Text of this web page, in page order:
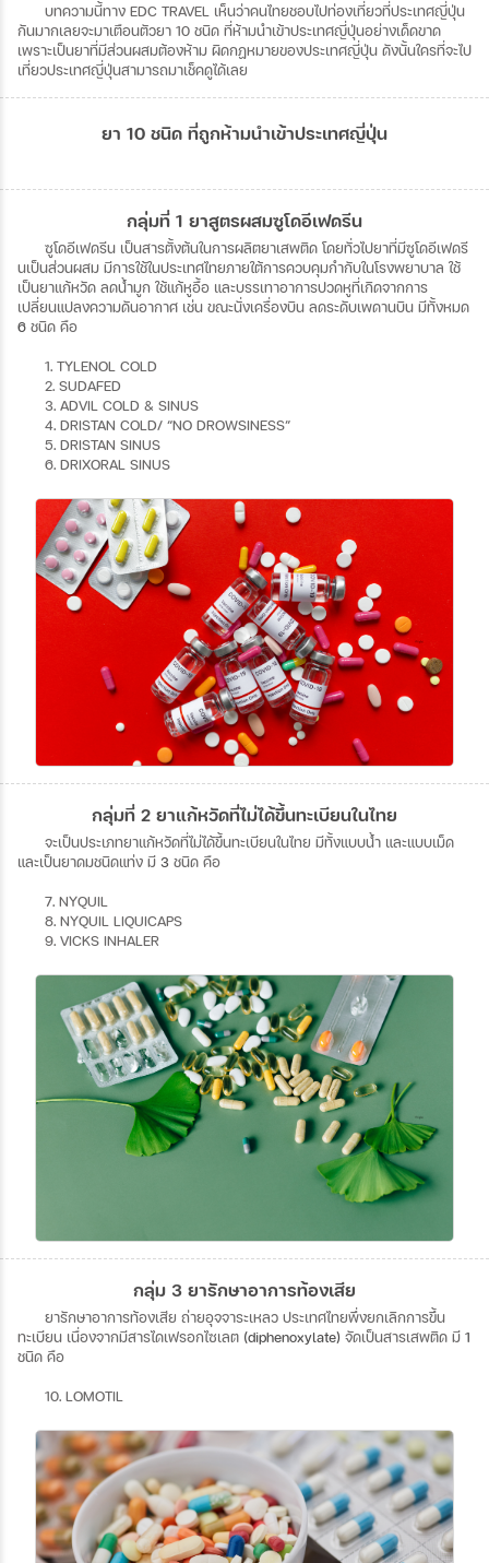
บทความนี้ทาง EDC TRAVEL เห็นว่าคนไทยชอบไปท่องเที่ยวที่ประเทศญี่ปุ่น
กันมากเลยจะมาเตือนตัวยา 10 ชนิด ที่ห้ามนำเข้าประเทศญี่ปุ่นอย่างเด็ดขาด
เพราะเป็นยาที่มีส่วนผสมต้องห้าม ผิดกฏหมายของประเทศญี่ปุ่น ดังนั้นใครที่จะไป
เที่ยวประเทศญี่ปุ่นสามารถมาเช็คดูได้เลย
ยา 10 ชนิด ที่ถูกห้ามนำเข้าประเทศญี่ปุ่น
กลุ่มที่ 1 ยาสูตรผสมซูโดอีเฟดรีน
ซูโดอีเฟดรีน เป็นสารตั้งต้นในการผลิตยาเสพติด โดยทั่วไปยาที่มีซูโดอีเฟดรี
นเป็นส่วนผสม มีการใช้ในประเทศไทยภายใต้การควบคุมกำกับในโรงพยาบาล ใช้
เป็นยาแก้หวัด ลดน้ำมูก ใช้แก้หูอื้อ และบรรเทาอาการปวดหูที่เกิดจากการ
เปลี่ยนแปลงความดันอากาศ เช่น ขณะนั่งเครื่องบิน ลดระดับเพดานบิน มีทั้งหมด
6 ชนิด คือ
1. TYLENOL COLD
2. SUDAFED
3. ADVIL COLD & SINUS
4. DRISTAN COLD/ “NO DROWSINESS”
5. DRISTAN SINUS
6. DRIXORAL SINUS
กลุ่มที่ 2 ยาแก้หวัดที่ไม่ได้ขึ้นทะเบียนในไทย
จะเป็นประเภทยาแก้หวัดที่ไม่ได้ขึ้นทะเบียนในไทย มีทั้งแบบน้ำ และแบบเม็ด
และเป็นยาดมชนิดแท่ง มี 3 ชนิด คือ
7. NYQUIL
8. NYQUIL LIQUICAPS
9. VICKS INHALER
กลุ่ม 3 ยารักษาอาการท้องเสีย
ยารักษาอาการท้องเสีย ถ่ายอุจจาระเหลว ประเทศไทยพึ่งยกเลิกการขึ้น
ทะเบียน เนื่องจากมีสารไดเฟรอกไซเลต (diphenoxylate) จัดเป็นสารเสพติด มี 1
ชนิด คือ
10. LOMOTIL